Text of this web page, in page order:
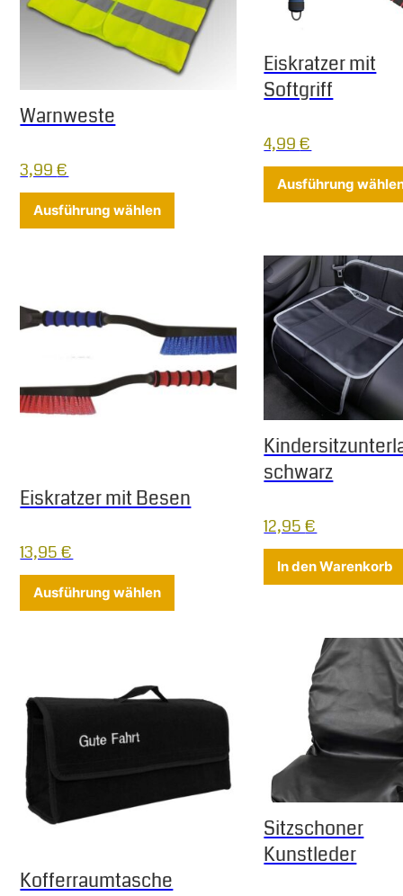
Warnweste
3,99€
Ausführung wählen Dieses Produkt weist mehrere
Eiskratzer mit
Softgriff
4,99€
Ausführung
Eiskratzer mit Besen
13,95€
Ausführung wählen Dieses Produkt weist mehrere
schwarz
12,95€
In den Warenkorb
Kofferraumtasche
Sitzschoner
Kunstleder